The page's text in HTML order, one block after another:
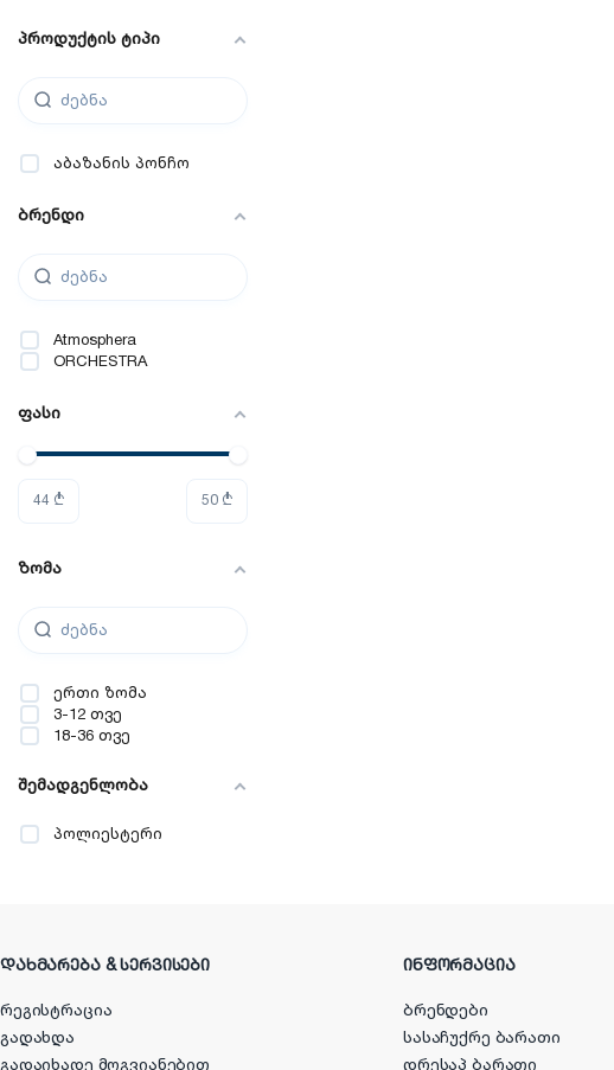
პროდუქტის ტიპი
აბაზანის პონჩო
ბრენდი
Atmosphera
ORCHESTRA
ფასი
44 ₾ 50 ₾
ზომა
ერთი ზომა
3-12 თვე
18-36 თვე
შემადგენლობა
პოლიესტერი
ᲓᲐᲮᲛᲐᲠᲔᲑᲐ & ᲡᲔᲠᲕᲘᲡᲔᲑᲘ
რეგისტრაცია
გადახდა
ᲘᲜᲤᲝᲠᲛᲐᲪᲘᲐ
ბრენდები
სასაჩუქრე ბარათი